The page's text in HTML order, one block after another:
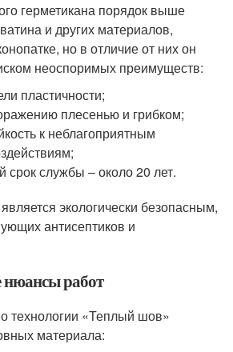
герметикана порядок выше
и других материалов,
но в отличие от них он
неоспоримых преимуществ:
пластичности;
плесенью и грибком;
к неблагоприятным
срок службы – около 20 лет.
экологически безопасным,
антисептиков и
нюансы работ
технологии «Теплый шов»
материала: